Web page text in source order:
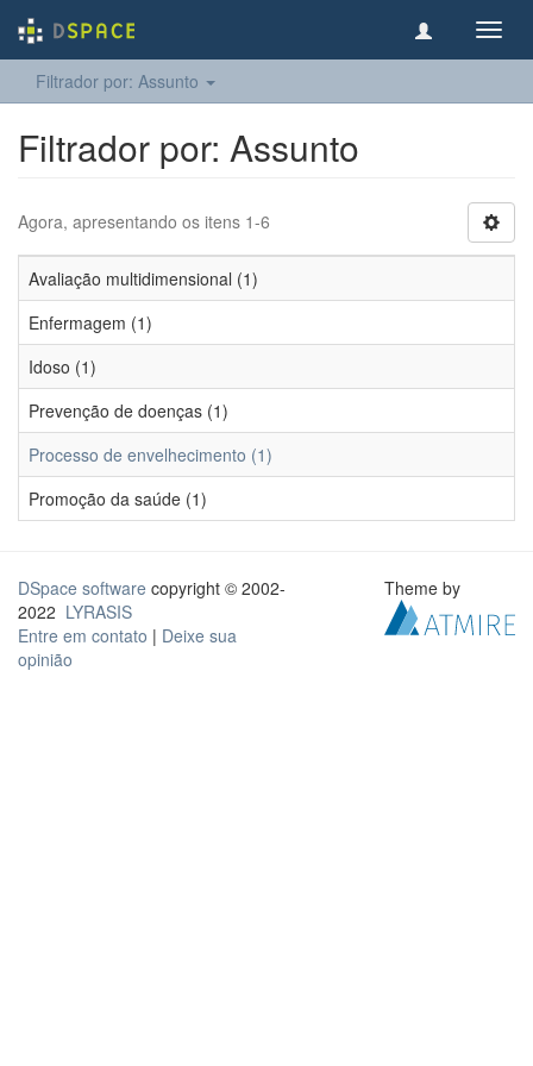
Filtrador por: Assunto
Filtrador por: Assunto
Agora, apresentando os itens 1-6
Avaliação multidimensional (1)
Enfermagem (1)
Idoso (1)
Prevenção de doenças (1)
Processo de envelhecimento (1)
Promoção da saúde (1)
DSpace software copyright © 2002-
2022 LYRASIS
Entre em contato | Deixe sua
opinião
Theme by